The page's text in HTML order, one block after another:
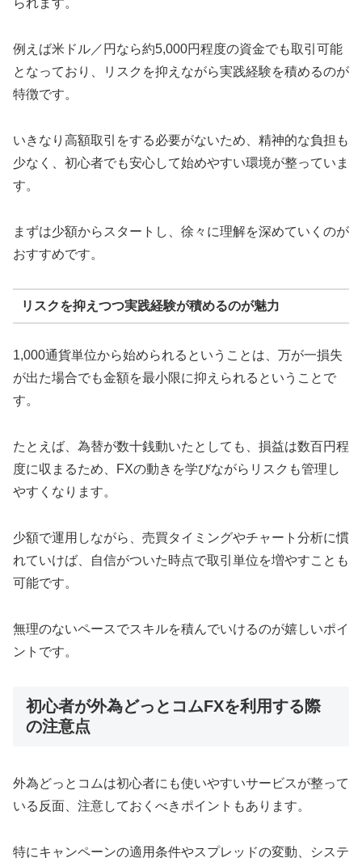
られます。
例えば米ドル／円なら約5,000円程度の資金でも取引可能
となっており、リスクを抑えながら実践経験を積めるのが
特徴です。
いきなり高額取引をする必要がないため、精神的な負担も
少なく、初心者でも安心して始めやすい環境が整っていま
す。
まずは少額からスタートし、徐々に理解を深めていくのが
おすすめです。
リスクを抑えつつ実践経験が積めるのが魅力
1,000通貨単位から始められるということは、万が一損失
が出た場合でも金額を最小限に抑えられるということで
す。
たとえば、為替が数十銭動いたとしても、損益は数百円程
度に収まるため、FXの動きを学びながらリスクも管理し
やすくなります。
少額で運用しながら、売買タイミングやチャート分析に慣
れていけば、自信がついた時点で取引単位を増やすことも
可能です。
無理のないペースでスキルを積んでいけるのが嬉しいポイ
ントです。
初心者が外為どっとコムFXを利用する際
の注意点
外為どっとコムは初心者にも使いやすいサービスが整って
いる反面、注意しておくべきポイントもあります。
特にキャンペーンの適用条件やスプレッドの変動、システ